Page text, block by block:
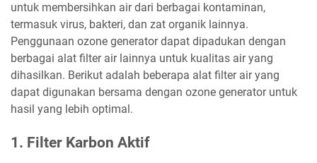
untuk membersihkan air dari berbagai kontaminan,
termasuk virus, bakteri, dan zat organik lainnya.
Penggunaan ozone generator dapat dipadukan dengan
berbagai alat filter air lainnya untuk kualitas air yang
dihasilkan. Berikut adalah beberapa alat filter air yang
dapat digunakan bersama dengan ozone generator untuk
hasil yang lebih optimal.
1. Filter Karbon Aktif